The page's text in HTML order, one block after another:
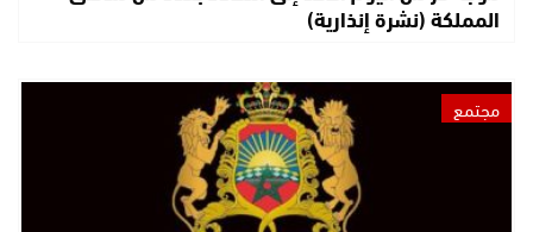
المملكة (نشرة إنذارية)
مجتمع